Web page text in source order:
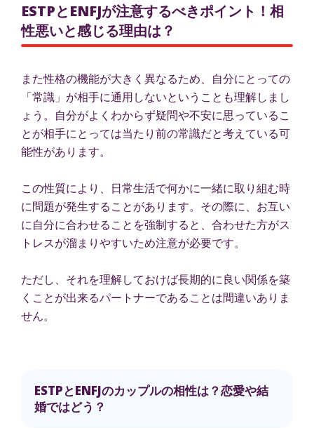
ESTPとENFJが注意するべきポイント！相
性悪いと感じる理由は？
また性格の機能が大きく異なるため、自分にとっての
「常識」が相手に通用しないということも理解しまし
ょう。自分がよくわからず疑問や不安に思っているこ
とが相手にとっては当たり前の常識だと考えている可
能性があります。
この性質により、日常生活で何かに一緒に取り組む時
に問題が発生することがあります。その際に、お互い
に自分に合わせることを強制すると、合わせた方がス
トレスが溜まりやすいため注意が必要です。
ただし、それを理解しておけば長期的に良い関係を築
くことが出来るパートナーであることは間違いありま
せん。
ESTPとENFJのカップルの相性は？恋愛や結
婚ではどう？